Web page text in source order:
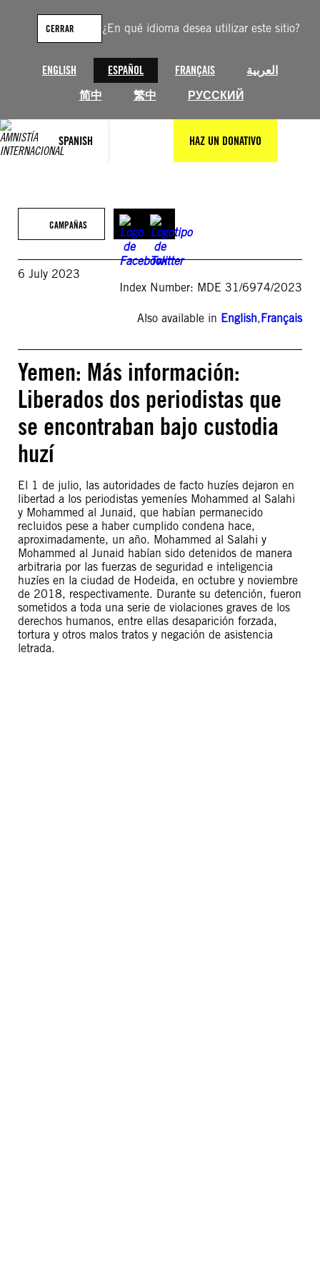
¿En qué idioma desea utilizar este sitio?
ENGLISH ESPAÑOL FRANÇAIS
العربية
简中
繁中 РУССКИЙ
CERRAR
SPANISH HAZ UN DONATIVO
contenido
CAMPAÑAS
6 July 2023
Index Number: MDE 31/6974/2023
Also available in English,Français
Yemen: Más información:
Liberados dos periodistas que
se encontraban bajo custodia
huzí
El 1 de julio, las autoridades de facto huzíes dejaron en
libertad a los periodistas yemeníes Mohammed al Salahi
y Mohammed al Junaid, que habían permanecido
recluidos pese a haber cumplido condena hace,
aproximadamente, un año. Mohammed al Salahi y
Mohammed al Junaid habían sido detenidos de manera
arbitraria por las fuerzas de seguridad e inteligencia
huzíes en la ciudad de Hodeida, en octubre y noviembre
de 2018, respectivamente. Durante su detención, fueron
sometidos a toda una serie de violaciones graves de los
derechos humanos, entre ellas desaparición forzada,
tortura y otros malos tratos y negación de asistencia
letrada.